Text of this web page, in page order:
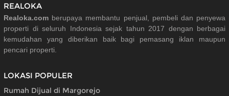
REALOKA
Realoka.com berupaya membantu penjual, pembeli dan penyewa
properti di seluruh Indonesia sejak tahun 2017 dengan berbagai
kemudahan yang diberikan baik bagi pemasang iklan maupun
pencari properti.
LOKASI POPULER
Rumah Dijual di Margorejo